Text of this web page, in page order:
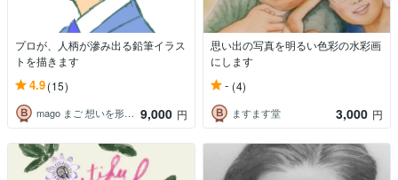
プロが、人柄が滲み出る鉛筆イラス
トを描きます
4.9(15)
mago まご 想いを形にするデザイン 9,000 円
思い出の写真を明るい色彩の水彩画
にします
- (4)
ますます堂 3,000 円